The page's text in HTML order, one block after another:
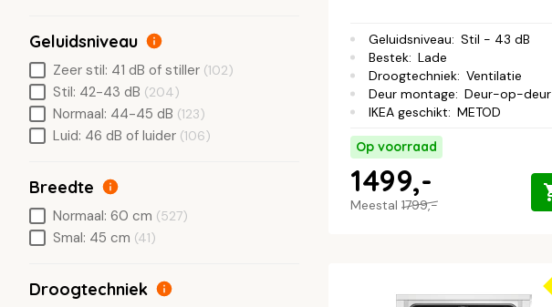
Geluidsniveau: Stil - 43 dB
Bestek: Lade
Droogtechniek: Ventilatie
Deur montage: Deur-op-deur
IKEA geschikt: METOD
Op voorraad
Meestal 1799,-
1499,-
Geluidsniveau
Zeer stil: 41 dB of stiller (102)
Stil: 42-43 dB (204)
Normaal: 44-45 dB (123)
Luid: 46 dB of luider (106)
Breedte
Normaal: 60 cm (527)
Smal: 45 cm (41)
Droogtechniek